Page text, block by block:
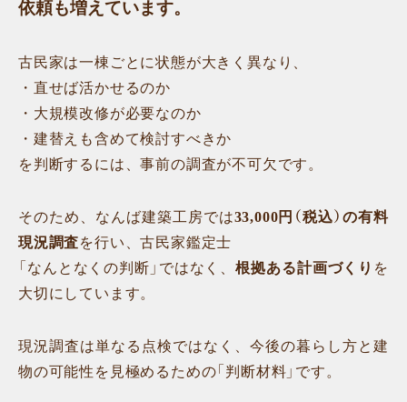
依頼も増えています。
古民家は一棟ごとに状態が大きく異なり、
・直せば活かせるのか
・大規模改修が必要なのか
・建替えも含めて検討すべきか
を判断するには、事前の調査が不可欠です。
そのため、なんば建築工房では33,000円（税込）の有料
現況調査を行い、古民家鑑定士
「なんとなくの判断」ではなく、根拠ある計画づくり を
大切にしています。
現況調査は単なる点検ではなく、今後の暮らし方と建
物の可能性を見極めるための「判断材料」です。